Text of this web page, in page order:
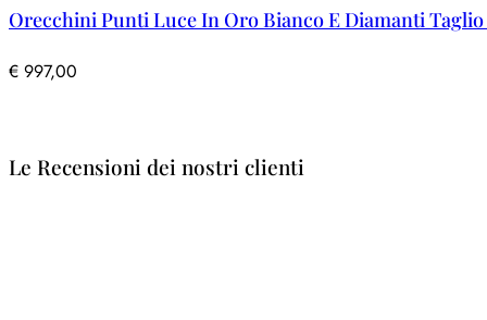
Orecchini Punti Luce In Oro Bianco E Diamanti
€ 997,00
Le Recensioni dei nostri clienti